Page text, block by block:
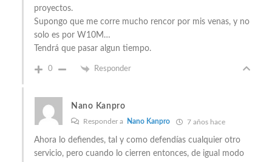
proyectos.
Supongo que me corre mucho rencor por mis venas, y no
solo es por W10M…
Tendrá que pasar algun tiempo.
0 Responder
Nano Kanpro
Responder a Nano Kanpro 7 años hace
Ahora lo defiendes, tal y como defendías cualquier otro
servicio, pero cuando lo cierren entonces, de igual modo